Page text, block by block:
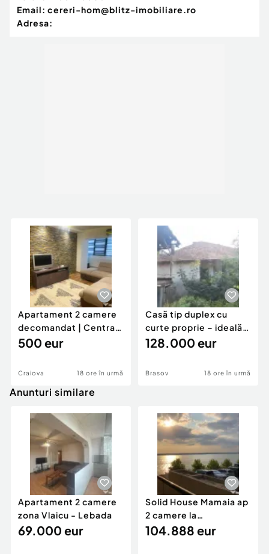
Email: cereri-hom@blitz-imobiliare.ro
Adresa:
Apartament 2 camere
decomandat | Centrală
proprie | 60 mp |
500 eur
Craiova 18 ore în urmă
Casă tip duplex cu
curte proprie – ideală
pentru renovar
128.000 eur
Brasov 18 ore în urmă
Anunturi similare
Apartament 2 camere
zona Vlaicu - Lebada
69.000 eur
Solid House Mamaia ap
2 camere la
cheie,langa Mega
104.888 eur